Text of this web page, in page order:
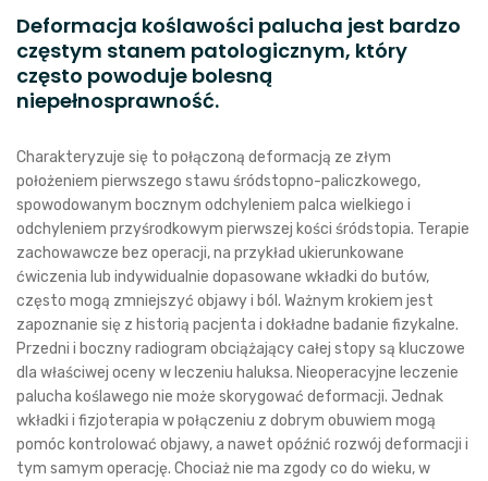
Deformacja koślawości palucha jest bardzo
częstym stanem patologicznym, który
często powoduje bolesną
niepełnosprawność.
Charakteryzuje się to połączoną deformacją ze złym
położeniem pierwszego stawu śródstopno-paliczkowego,
spowodowanym bocznym odchyleniem palca wielkiego i
odchyleniem przyśrodkowym pierwszej kości śródstopia. Terapie
zachowawcze bez operacji, na przykład ukierunkowane
ćwiczenia lub indywidualnie dopasowane wkładki do butów,
często mogą zmniejszyć objawy i ból. Ważnym krokiem jest
zapoznanie się z historią pacjenta i dokładne badanie fizykalne.
Przedni i boczny radiogram obciążający całej stopy są kluczowe
dla właściwej oceny w leczeniu haluksa. Nieoperacyjne leczenie
palucha koślawego nie może skorygować deformacji. Jednak
wkładki i fizjoterapia w połączeniu z dobrym obuwiem mogą
pomóc kontrolować objawy, a nawet opóźnić rozwój deformacji i
tym samym operację. Chociaż nie ma zgody co do wieku, w